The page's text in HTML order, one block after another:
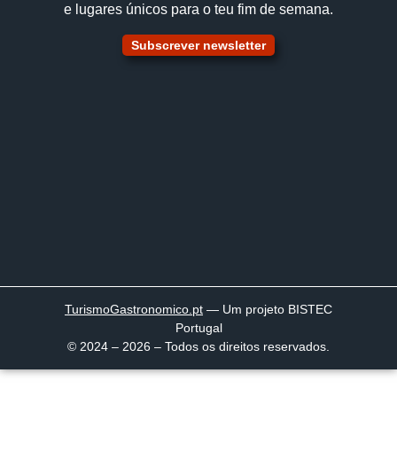
e lugares únicos para o teu fim de semana.
Subscrever newsletter
TurismoGastronomico .pt — Um projeto BISTEC
Portugal
© 2024 – 2026 – Todos os direitos reservados.